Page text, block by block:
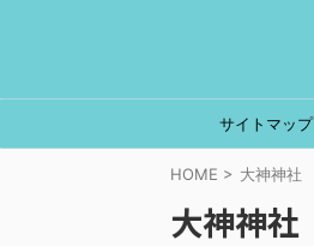
サイトマップ
HOME > 大神神社
大神神社